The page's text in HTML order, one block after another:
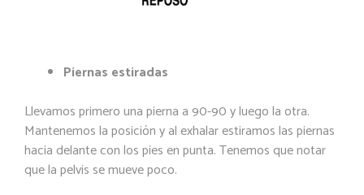
Piernas estiradas
Llevamos primero una pierna a 90-90 y luego la otra.
Mantenemos la posición y al exhalar estiramos las piernas
hacia delante con los pies en punta. Tenemos que notar
que la pelvis se mueve poco.